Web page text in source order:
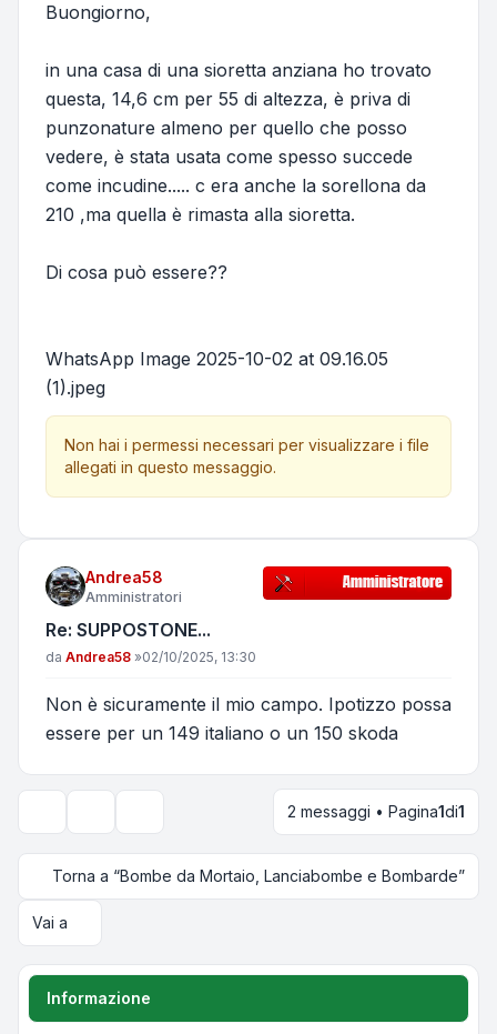
Buongiorno,
in una casa di una sioretta anziana ho trovato
questa, 14,6 cm per 55 di altezza, è priva di
punzonature almeno per quello che posso
vedere, è stata usata come spesso succede
come incudine..... c era anche la sorellona da
210 ,ma quella è rimasta alla sioretta.
Di cosa può essere??
WhatsApp Image 2025-10-02 at 09.16.05
(1).jpeg
Non hai i permessi necessari per visualizzare i file
allegati in questo messaggio.
Andrea58
Amministratori
Re: SUPPOSTONE...
Messaggio
da Andrea58 »02/10/2025, 13:30
Non è sicuramente il mio campo. Ipotizzo possa
essere per un 149 italiano o un 150 skoda
Opzioni di visualizzazione e ordinamento
2 messaggi • Pagina1di1
Torna a “Bombe da Mortaio, Lanciabombe e Bombarde”
Vai a
Informazione